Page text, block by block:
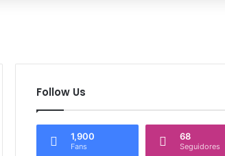
Follow Us
1,900
Fans
68
Seguidores